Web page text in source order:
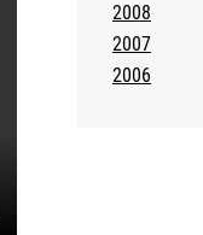
2008
2007
2006